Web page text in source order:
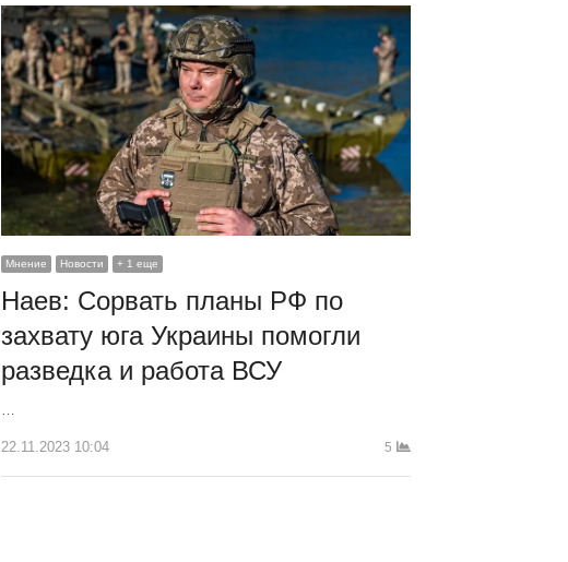
Мнение Новости + 1 еще
Наев: Сорвать планы РФ по
захвату юга Украины помогли
разведка и работа ВСУ
22.11.2023 10:04 5